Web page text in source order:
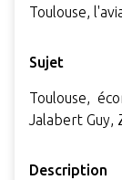
Toulouse,
Sujet
Toulouse,
Jalabert Guy,
Description